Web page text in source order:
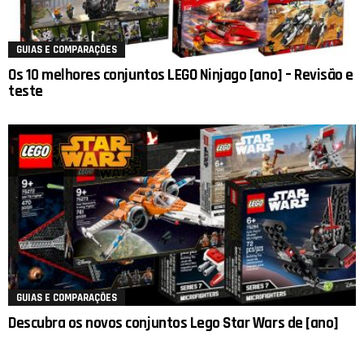
GUIAS E COMPARAÇÕES
Os 10 melhores conjuntos LEGO Ninjago [ano] – Revisão e
teste
GUIAS E COMPARAÇÕES
Descubra os novos conjuntos Lego Star Wars de [ano]